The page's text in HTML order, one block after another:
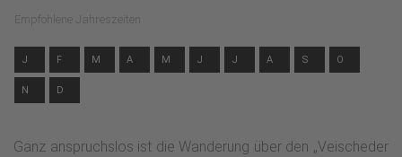
Empfohlene Jahreszeiten
J F M A M J J A S O
N D
Ganz anspruchslos ist die Wanderung über den „Veischeder